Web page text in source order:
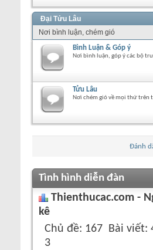
Đại Tửu Lâu
Nơi bình luận, chém gió
Bình Luận & Góp ý
Nơi bình luận, góp ý các bộ
Tửu Lâu
Nơi chém gió về mọi thứ trên
Đánh
Tình hình diễn đàn
Thienthucac.com -
kê
Chủ đề 167 Bài viết
3